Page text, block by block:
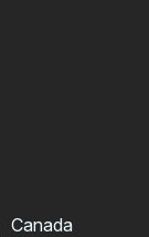
Canada